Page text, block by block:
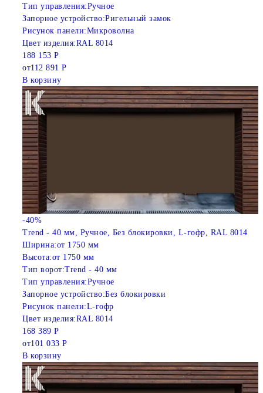
Тип управления:Ручное
Запорное устройство:Ригельный замок
Рисунок панели:Микроволна
Цвет изделия:RAL 8014
188 153 Р
от112 891 Р
В корзину
-40%
Trend - 40 мм, Ручное, Без блокировки, L-гофр, RAL 8014
Ширина:от 1750 мм
Высота:от 1750 мм
Тип ворот:Trend - 40 мм
Тип управления:Ручное
Запорное устройство:Без блокировки
Рисунок панели:L-гофр
Цвет изделия:RAL 8014
168 389 Р
от101 033 Р
В корзину